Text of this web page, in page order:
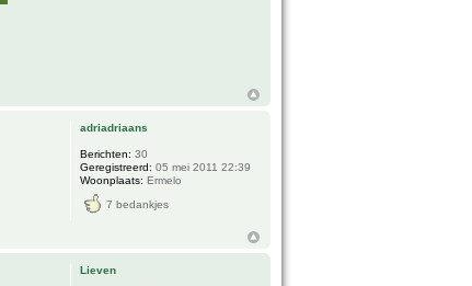
adriadriaans
Berichten: 30
Geregistreerd: 05 mei 2011 22:39
Woonplaats: Ermelo
7 bedankjes
Lieven